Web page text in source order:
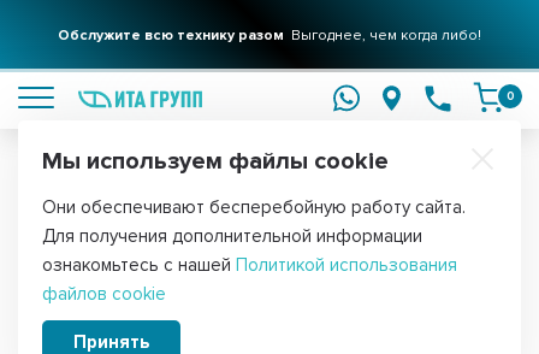
Обслужите всю технику разом Выгоднее, чем когда либо!
0
Главная Запчасти для посудомоечных машин
Верхний разбрызгиватель (импеллер,
лопасть) для посудомоечной машины
AEG, Electrolux, Zanussi 450мм, 949526
Мы используем файлы cookie
Они обеспечивают бесперебойную работу сайта.
Для получения дополнительной информации
ознакомьтесь с нашей Политикой использования
файлов cookie
Принять